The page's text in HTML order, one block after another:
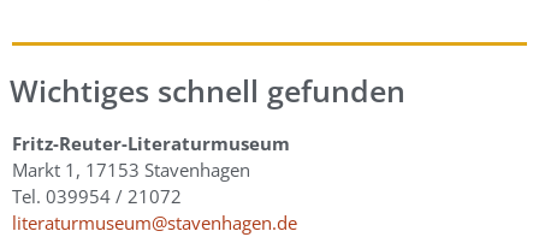
Wichtiges schnell gefunden
Fritz-Reuter-Literaturmuseum
Markt 1, 17153 Stavenhagen
Tel. 039954 / 21072
literaturmuseum@stavenhagen.de